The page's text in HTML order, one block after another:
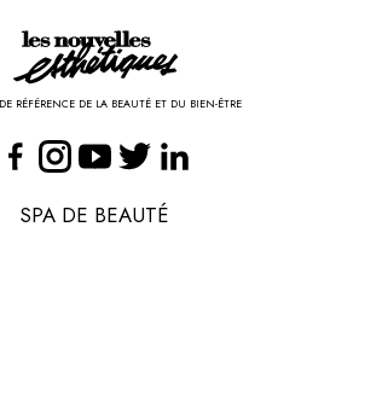
RÉFÉRENCE DE LA BEAUTÉ ET DU BIEN-ÊTRE
SPA DE BEAUTÉ